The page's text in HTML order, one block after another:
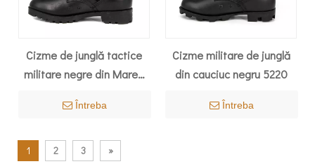
Cizme de junglă tactice
militare negre din Marea
Întreba
Cizme militare de junglă
din cauciuc negru 5220
Întreba
1 2 3 »